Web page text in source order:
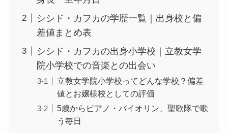
シシド・カフカの学歴一覧｜出身校と偏
差値まとめ表
シシド・カフカの出身小学校｜立教女学
院小学校での音楽との出会い
立教女学院小学校ってどんな学校？偏差
値とお嬢様校としての評価
5歳からピアノ・バイオリン、聖歌隊で歌
う毎日